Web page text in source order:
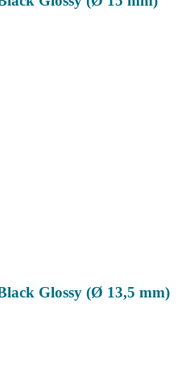
Glossy (Ø 13,5 mm)